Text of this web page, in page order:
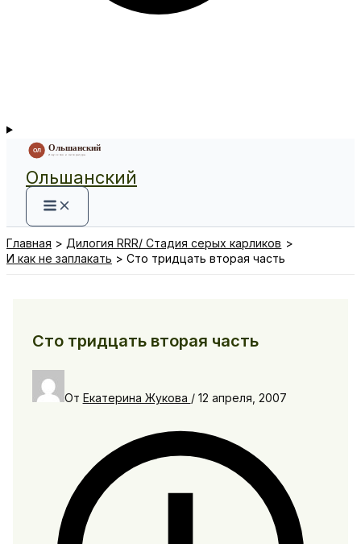
Ольшанский
Главная
Дилогия RRR/ Стадия серых карликов
И как не заплакать
Сто тридцать вторая часть
Сто тридцать вторая часть
От Екатерина Жукова / 12 апреля, 2007